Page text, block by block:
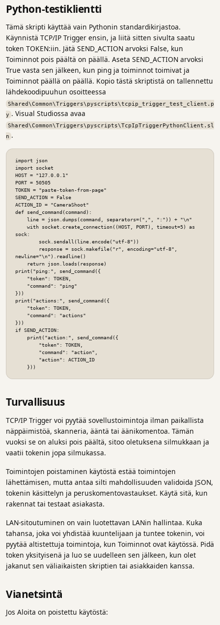
Python-testiklientti
Tämä skripti käyttää vain Pythonin standardikirjastoa.
Käynnistä TCP/IP Trigger ensin, ja liitä sitten sivulta saatu
token TOKEN:iin. Jätä SEND_ACTION arvoksi False, kun
Toiminnot pois päältä on päällä. Aseta SEND_ACTION arvoksi
True vasta sen jälkeen, kun ping ja toiminnot toimivat ja
Toiminnot päällä on päällä. Kopio tästä skriptistä on tallennettu
lähdekoodipuuhun osoitteessa
Shared\Common\Triggers\pyscripts\tcpip_trigger_test_client.p
y . Visual Studiossa avaa
Shared\Common\Triggers\pyscripts\TcpIpTriggerPythonClient.sl
n .
import json
import socket
HOST = "127.0.0.1"
PORT = 50505
TOKEN = "paste-token-from-page"
SEND_ACTION = False
ACTION_ID = "CameraShoot"
def send_command(command):
sock:
newline="\n").readline()
print("ping:", send_command({
}))
print("actions:", send_command({
}))
if SEND_ACTION:
    }))
Turvallisuus
TCP/IP Trigger voi pyytää sovellustoimintoja ilman paikallista
näppäimistöä, skanneria, ääntä tai äänikomentoa. Tämän
vuoksi se on aluksi pois päältä, sitoo oletuksena silmukkaan ja
vaatii tokenin jopa silmukassa.
Toimintojen poistaminen käytöstä estää toimintojen
lähettämisen, mutta antaa silti mahdollisuuden validoida JSON,
tokenin käsittelyn ja peruskomentovastaukset. Käytä sitä, kun
rakennat tai testaat asiakasta.
LAN-sitoutuminen on vain luotettavan LANin hallintaa. Kuka
tahansa, joka voi yhdistää kuuntelijaan ja tuntee tokenin, voi
pyytää altistettuja toimintoja, kun Toiminnot ovat käytössä. Pidä
token yksityisenä ja luo se uudelleen sen jälkeen, kun olet
jakanut sen väliaikaisten skriptien tai asiakkaiden kanssa.
Vianetsintä
Jos Aloita on poistettu käytöstä: